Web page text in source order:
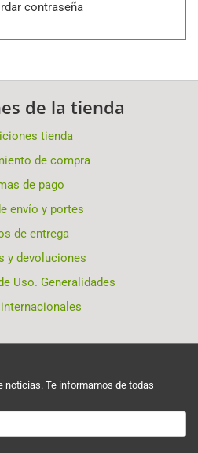
contraseña
de la tienda
tienda
de compra
de pago
envío y portes
de entrega
y devoluciones
Uso. Generalidades
noticias. Te informamos de todas